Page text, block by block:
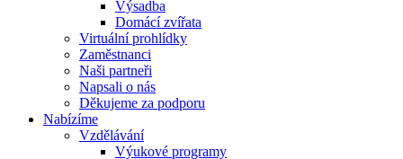
Výsadba
Domácí zvířata
Virtuální prohlídky
Zaměstnanci
Naši partneři
Napsali o nás
Děkujeme za podporu
Nabízíme
Vzdělávání
Výukové programy